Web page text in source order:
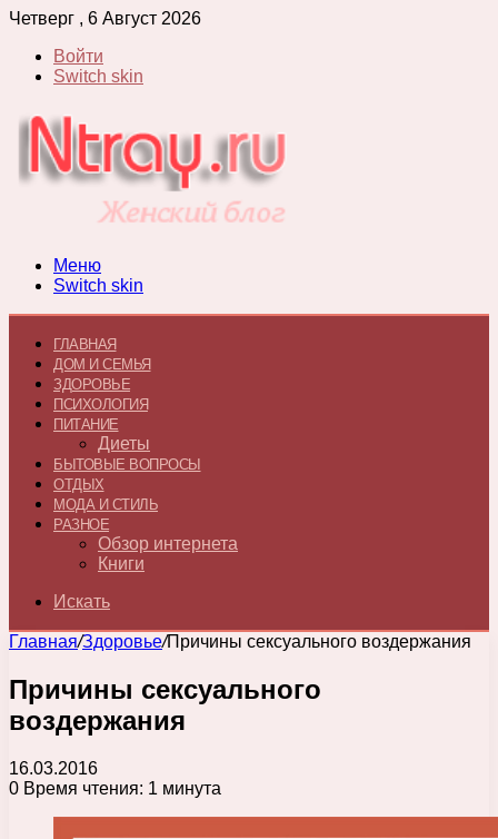
Четверг , 6 Август 2026
Войти
Switch skin
Меню
Switch skin
ГЛАВНАЯ
ДОМ И СЕМЬЯ
ЗДОРОВЬЕ
ПСИХОЛОГИЯ
ПИТАНИЕ
Диеты
БЫТОВЫЕ ВОПРОСЫ
ОТДЫХ
МОДА И СТИЛЬ
РАЗНОЕ
Обзор интернета
Книги
Искать
Главная/Здоровье/Причины сексуального воздержания
Причины сексуального
воздержания
16.03.2016
0 Время чтения: 1 минута